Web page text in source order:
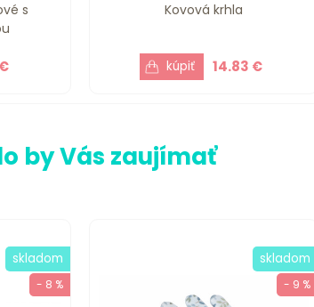
s
Kovová krhla
14.83 €
by Vás zaujímať
skladom
- 8 %
skladom
- 9 %